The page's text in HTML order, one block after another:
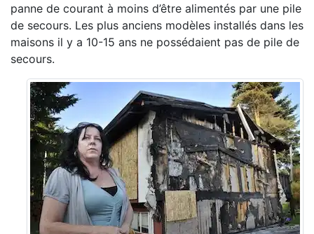
panne de courant à moins d’être alimentés par une pile
de secours. Les plus anciens modèles installés dans les
maisons il y a 10-15 ans ne possédaient pas de pile de
secours.